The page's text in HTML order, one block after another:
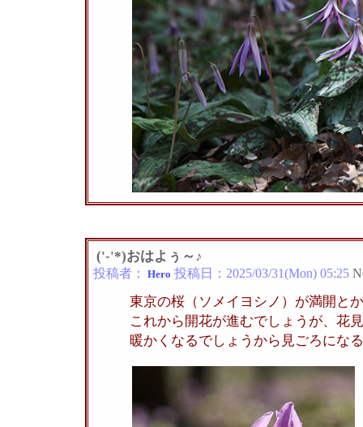
('-'*)おはよぅ～♪
投稿者： Hero 投稿日： 2025/03/31(Mon) 05:25
東京の桜（ソメイヨシノ）が満開と
これから開花が進むでしょうが、花
暖かくなるでしょうから見ごろにな